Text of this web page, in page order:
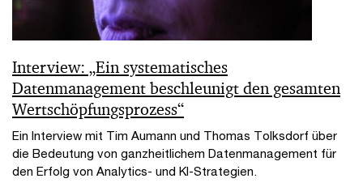
Interview: „Ein systematisches
Datenmanagement beschleunigt den gesamten
Wertschöpfungsprozess“
Ein Interview mit Tim Aumann und Thomas Tolksdorf über
die Bedeutung von ganzheitlichem Datenmanagement für
den Erfolg von Analytics- und KI-Strategien.